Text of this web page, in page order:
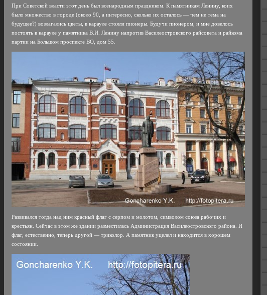
При Советской власти этот день был всенародным праздником. К памятникам Ленину, коих
было множество в городе (около 90, а интересно, сколько их осталось — чем не тема на
будущее?) возлагались цветы, в карауле стояли пионеры. Будучи пионером, и мне довелось
постоять в карауле у памятника В.И. Ленину напротив Василеостровского райсовета и райкома
партии на Большом проспекте ВО, дом 55.
Развивался тогда над ним красный флаг с серпом и молотом, символом союза рабочих и
крестьян. Сейчас в этом же здании разместилась Администрация Василеостровского района. И
флаг, естественно, теперь другой — триколор. А памятник уцелел и находится в хорошем
состоянии.